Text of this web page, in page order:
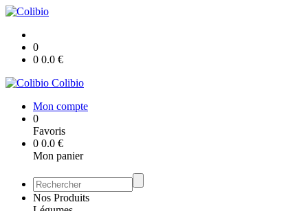
0
0 0.0 €
Colibio
Mon compte
0
Favoris
0 0.0 €
Mon panier
Nos Produits